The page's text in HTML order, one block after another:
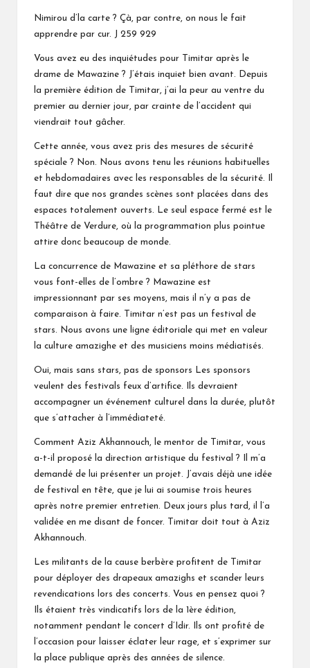
Nimirou d’la carte ? Çà, par contre, on nous le fait
apprendre par cur. J 259 929
Vous avez eu des inquiétudes pour Timitar après le
drame de Mawazine ? J’étais inquiet bien avant. Depuis
la première édition de Timitar, j’ai la peur au ventre du
premier au dernier jour, par crainte de l’accident qui
viendrait tout gâcher.
Cette année, vous avez pris des mesures de sécurité
spéciale ? Non. Nous avons tenu les réunions habituelles
et hebdomadaires avec les responsables de la sécurité. Il
faut dire que nos grandes scènes sont placées dans des
espaces totalement ouverts. Le seul espace fermé est le
Théâtre de Verdure, où la programmation plus pointue
attire donc beaucoup de monde.
La concurrence de Mawazine et sa pléthore de stars
vous font-elles de l’ombre ? Mawazine est
impressionnant par ses moyens, mais il n’y a pas de
comparaison à faire. Timitar n’est pas un festival de
stars. Nous avons une ligne éditoriale qui met en valeur
la culture amazighe et des musiciens moins médiatisés.
Oui, mais sans stars, pas de sponsors Les sponsors
veulent des festivals feux d’artifice. Ils devraient
accompagner un événement culturel dans la durée, plutôt
que s’attacher à l’immédiateté.
Comment Aziz Akhannouch, le mentor de Timitar, vous
a-t-il proposé la direction artistique du festival ? Il m’a
demandé de lui présenter un projet. J’avais déjà une idée
de festival en tête, que je lui ai soumise trois heures
après notre premier entretien. Deux jours plus tard, il l’a
validée en me disant de foncer. Timitar doit tout à Aziz
Akhannouch.
Les militants de la cause berbère profitent de Timitar
pour déployer des drapeaux amazighs et scander leurs
revendications lors des concerts. Vous en pensez quoi ?
Ils étaient très vindicatifs lors de la 1ère édition,
notamment pendant le concert d’Idir. Ils ont profité de
l’occasion pour laisser éclater leur rage, et s’exprimer sur
la place publique après des années de silence.